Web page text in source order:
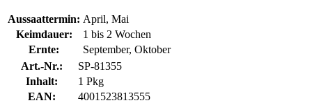
Aussaattermin: April, Mai
Keimdauer:
1 bis 2 Wochen
Ernte:
September, Oktober
Art.-Nr.:
SP-81355
Inhalt:
1 Pkg
EAN:
4001523813555